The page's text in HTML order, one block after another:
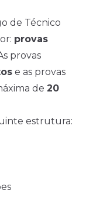
de Técnico
provas
provas
e as provas
de 20
estrutura: